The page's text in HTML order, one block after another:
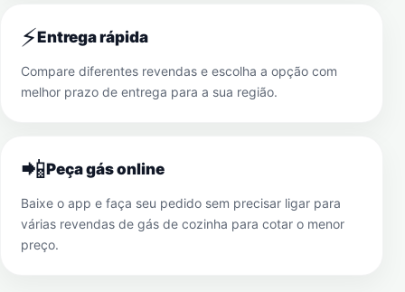
⚡Entrega rápida
Compare diferentes revendas e escolha a opção com
melhor prazo de entrega para a sua região.
📲Peça gás online
Baixe o app e faça seu pedido sem precisar ligar para
várias revendas de gás de cozinha para cotar o menor
preço.